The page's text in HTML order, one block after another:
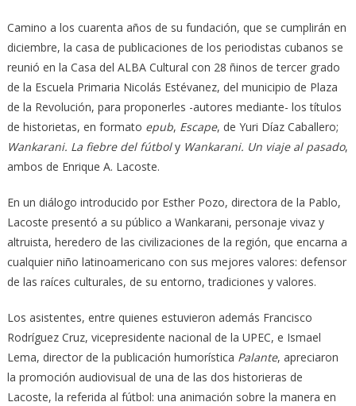
Camino a los cuarenta años de su fundación, que se cumplirán en
diciembre, la casa de publicaciones de los periodistas cubanos se
reunió en la Casa del ALBA Cultural con 28 ñinos de tercer grado
de la Escuela Primaria Nicolás Estévanez, del municipio de Plaza
de la Revolución, para proponerles -autores mediante- los títulos
de historietas, en formato epub, Escape, de Yuri Díaz Caballero;
Wankarani. La fiebre del fútboly Wankarani. Un viaje al pasado,
ambos de Enrique A. Lacoste.
En un diálogo introducido por Esther Pozo, directora de la Pablo,
Lacoste presentó a su público a Wankarani, personaje vivaz y
altruista, heredero de las civilizaciones de la región, que encarna a
cualquier niño latinoamericano con sus mejores valores: defensor
de las raíces culturales, de su entorno, tradiciones y valores.
Los asistentes, entre quienes estuvieron además Francisco
Rodríguez Cruz, vicepresidente nacional de la UPEC, e Ismael
Lema, director de la publicación humorística Palante, apreciaron
la promoción audiovisual de una de las dos historieras de
Lacoste, la referida al fútbol: una animación sobre la manera en